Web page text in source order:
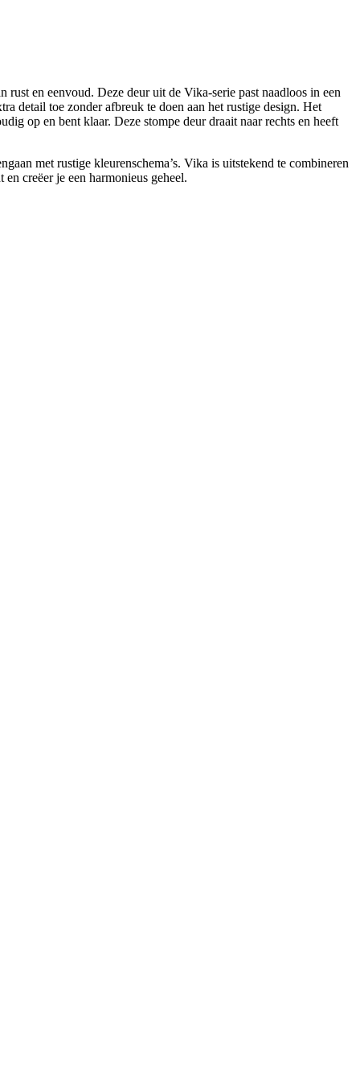
en eenvoud. Deze deur uit de Vika-serie past naadloos in een
detail toe zonder afbreuk te doen aan het rustige design. Het
op en bent klaar. Deze stompe deur draait naar rechts en heeft
met rustige kleurenschema’s. Vika is uitstekend te combineren
creëer je een harmonieus geheel.